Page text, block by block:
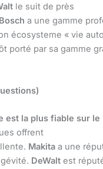
le suit de près
Bosch a une gamme
écosysteme « vie
porté par sa gamme
est la plus fiable sur le
offrent
Makita a une
DeWalt est